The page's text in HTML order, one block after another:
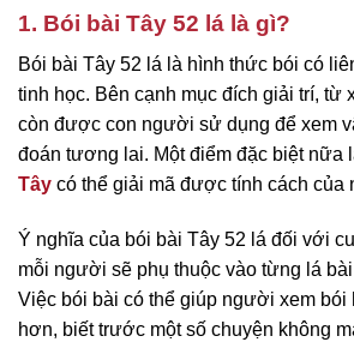
1. Bói bài Tây 52 lá là gì?
Bói bài Tây 52 lá là hình thức bói có
tinh học. Bên cạnh mục đích giải trí, từ
còn được con người sử dụng để xem
đoán tương lai. Một điểm đặc biệt nữa
Tây có thể giải mã được tính cách của
Ý nghĩa của bói bài Tây 52 lá đối với
mỗi người sẽ phụ thuộc vào từng lá
Việc bói bài có thể giúp người xem bói
hơn, biết trước một số chuyện không